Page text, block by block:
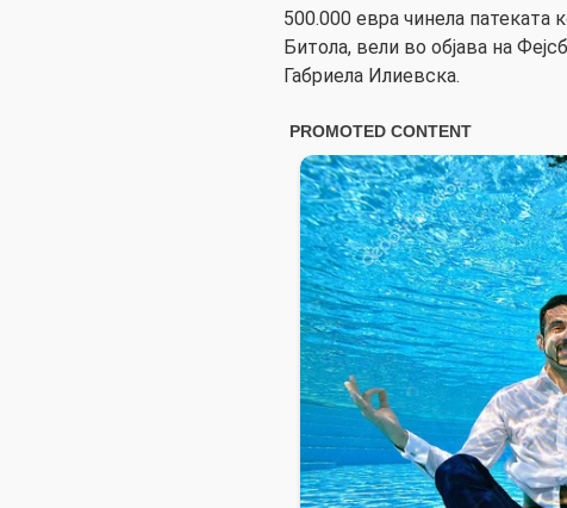
500.000 евра чинела патеката
Битола, вели во објава на
Габриела Илиевска.